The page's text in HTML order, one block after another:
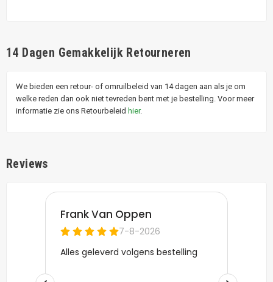
14 Dagen Gemakkelijk Retourneren
We bieden een retour- of omruilbeleid van 14 dagen aan als je om
welke reden dan ook niet tevreden bent met je bestelling. Voor meer
informatie zie ons Retourbeleid hier.
Reviews